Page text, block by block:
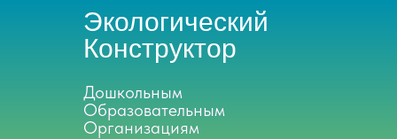
Экологический
Конструктор
Дошкольным
Образовательным
Организациям
Дошкольным
Образовательным
Организациям